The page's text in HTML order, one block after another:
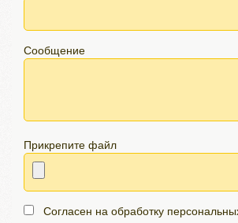
Сообщение
Прикрепите файл
Согласен на обработку